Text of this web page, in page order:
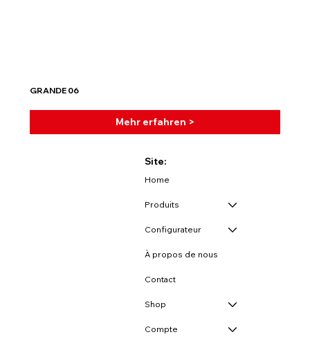
GRANDE 06
Mehr erfahren >
Site:
Home
Produits
Configurateur
À propos de nous
Contact
Shop
Compte